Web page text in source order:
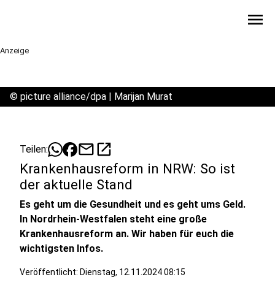
menu
Anzeige
© picture alliance/dpa | Marijan Murat
Teilen: mailopen_in_new
Krankenhausreform in NRW: So ist
der aktuelle Stand
Es geht um die Gesundheit und es geht ums Geld.
In Nordrhein-Westfalen steht eine große
Krankenhausreform an. Wir haben für euch die
wichtigsten Infos.
Veröffentlicht: Dienstag, 12.11.2024 08:15